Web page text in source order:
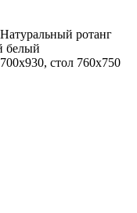
ротанг
белый
стол 760x750